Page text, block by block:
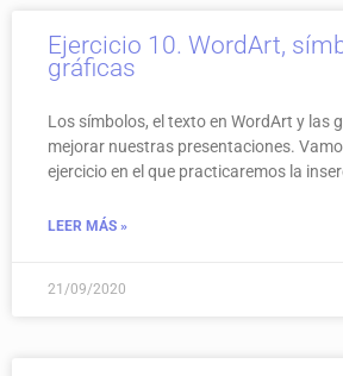
Ejercicio 10. WordArt,
gráficas
Los símbolos, el texto en WordArt y las
mejorar nuestras presentaciones.
ejercicio en el que practicaremos la
LEER MÁS »
21/09/2020